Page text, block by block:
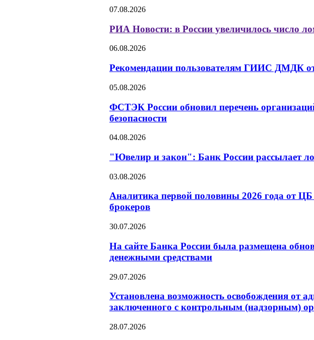
07.08.2026
РИА Новости: в России увеличилось число
06.08.2026
Рекомендации пользователям ГИИС ДМДК от
05.08.2026
ФСТЭК России обновил перечень
безопасности
04.08.2026
"Ювелир и закон": Банк России рассылает
03.08.2026
Аналитика первой половины 2026 года от
брокеров
30.07.2026
На сайте Банка России была размещена
денежными средствами
29.07.2026
Установлена возможность освобождения от
заключенного с контрольным (надзорным)
28.07.2026